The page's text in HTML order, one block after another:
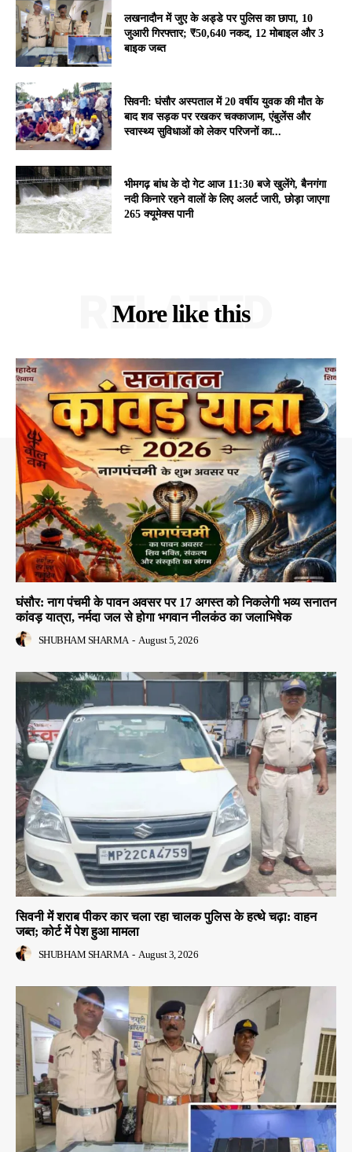
लखनादौन में जुए के अड्डे पर पुलिस का छापा, 10
जुआरी गिरफ्तार; ₹50,640 नकद, 12 मोबाइल और 3
बाइक जब्त
सिवनी: घंसौर अस्पताल में 20 वर्षीय युवक की मौत के
बाद शव सड़क पर रखकर चक्काजाम, एंबुलेंस और
स्वास्थ्य सुविधाओं को लेकर परिजनों का...
भीमगढ़ बांध के दो गेट आज 11:30 बजे खुलेंगे, बैनगंगा
नदी किनारे रहने वालों के लिए अलर्ट जारी, छोड़ा जाएगा
265 क्यूमेक्स पानी
More like this
RELATED
घंसौर: नाग पंचमी के पावन अवसर पर 17 अगस्त को निकलेगी भव्य सनातन
कांवड़ यात्रा, नर्मदा जल से होगा भगवान नीलकंठ का जलाभिषेक
SHUBHAM SHARMA - August 5, 2026
सिवनी में शराब पीकर कार चला रहा चालक पुलिस के हत्थे चढ़ा: वाहन
जब्त; कोर्ट में पेश हुआ मामला
SHUBHAM SHARMA - August 3, 2026